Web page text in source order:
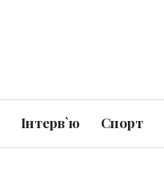
Інтерв`ю Спорт